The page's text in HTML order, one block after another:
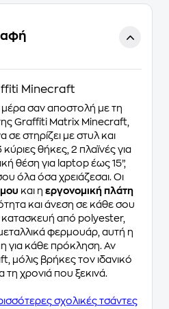
Minecraft
σαν αποστολή με τη
Graffiti Matrix Minecraft,
σε στηρίζει με στυλ και
θήκες, 2 πλαϊνές για
θέση για laptop έως 15”,
όλα όσα χρειάζεσαι. Οι
και η εργονομική πλάτη
και άνεση σε κάθε σου
κατασκευή από polyester,
φερμουάρ, αυτή η
για κάθε πρόκληση. Αν
μόλις βρήκες τον ιδανικό
τη χρονιά που ξεκινά.
σχολικές τσάντες